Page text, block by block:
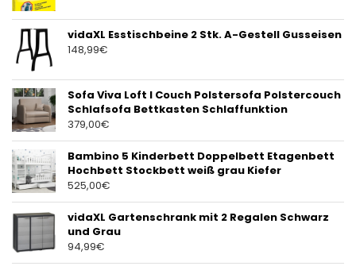
vidaXL Esstischbeine 2 Stk. A-Gestell Gusseisen
148,99€
Sofa Viva Loft I Couch Polstersofa Polstercouch
Schlafsofa Bettkasten Schlaffunktion
379,00€
Bambino 5 Kinderbett Doppelbett Etagenbett
Hochbett Stockbett weiß grau Kiefer
525,00€
vidaXL Gartenschrank mit 2 Regalen Schwarz
und Grau
94,99€